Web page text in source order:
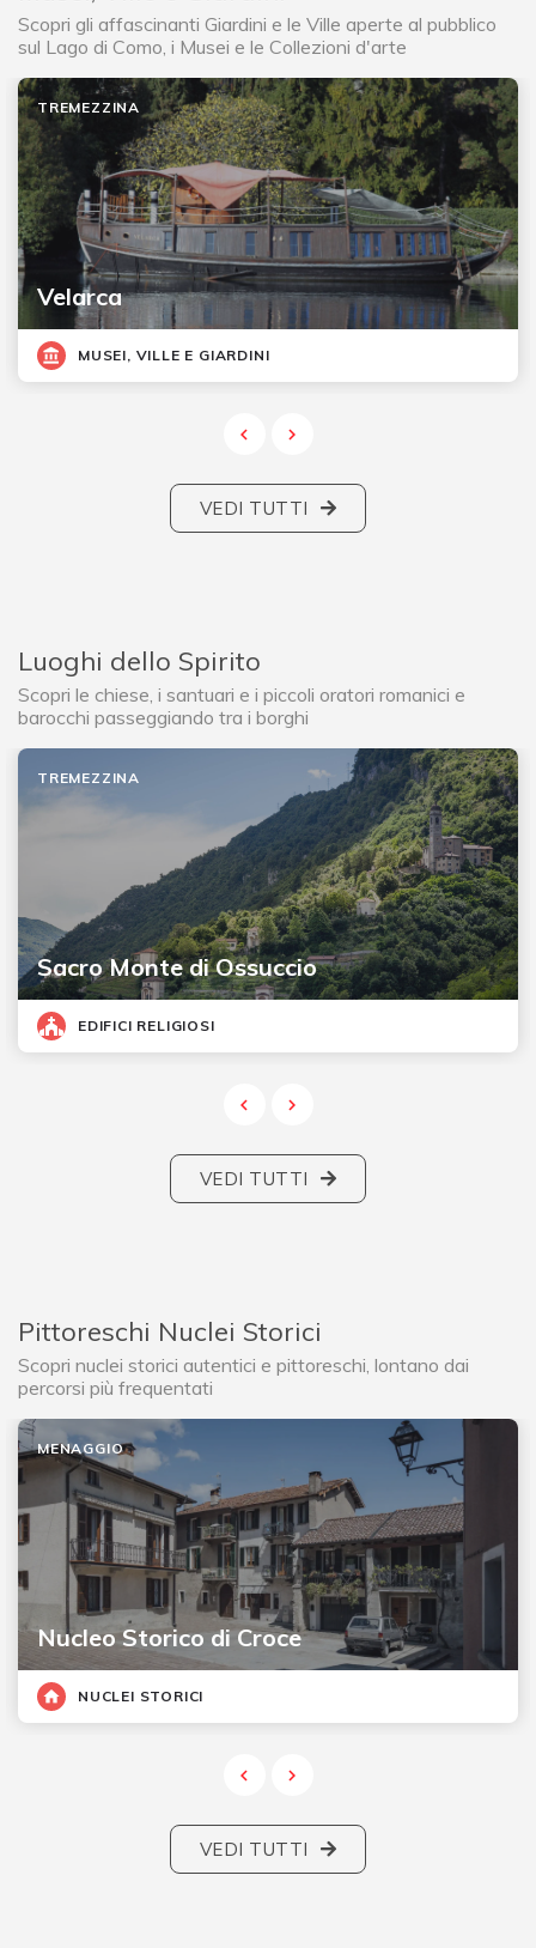
Scopri gli affascinanti Giardini e le Ville aperte al pubblico
sul Lago di Como, i Musei e le Collezioni d'arte
Velarca
TREMEZZINA
MUSEI, VILLE E GIARDINI
VEDI TUTTI
Luoghi dello Spirito
Scopri le chiese, i santuari e i piccoli oratori romanici e
barocchi passeggiando tra i borghi
Sacro Monte di Ossuccio
TREMEZZINA
EDIFICI RELIGIOSI
VEDI TUTTI
Pittoreschi Nuclei Storici
Scopri nuclei storici autentici e pittoreschi, lontano dai
percorsi più frequentati
Nucleo Storico di Croce
MENAGGIO
NUCLEI STORICI
VEDI TUTTI